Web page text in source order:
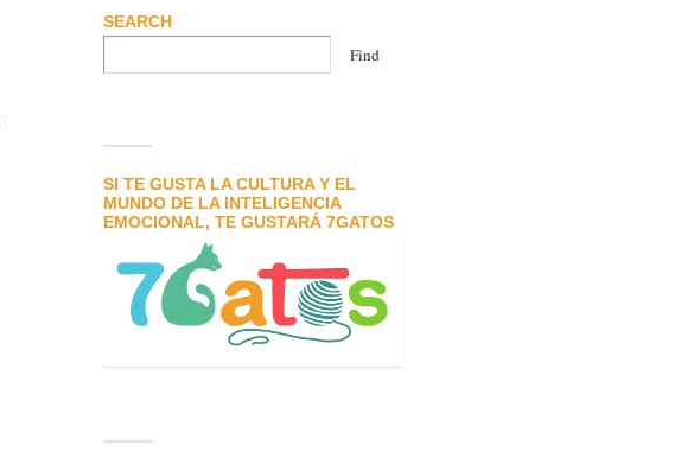
SEARCH
SI TE GUSTA LA CULTURA Y EL
MUNDO DE LA INTELIGENCIA
EMOCIONAL, TE GUSTARÁ 7GATOS